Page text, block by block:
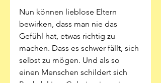
Nun können lieblose Eltern
bewirken, dass man nie das
Gefühl hat, etwas richtig zu
machen. Dass es schwer fällt, sich
selbst zu mögen. Und als so
einen Menschen schildert sich